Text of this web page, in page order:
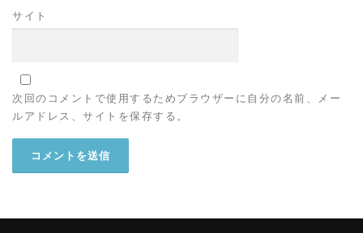
サイト
次回のコメントで使用するためブラウザーに自分の名前、メー
ルアドレス、サイトを保存する。